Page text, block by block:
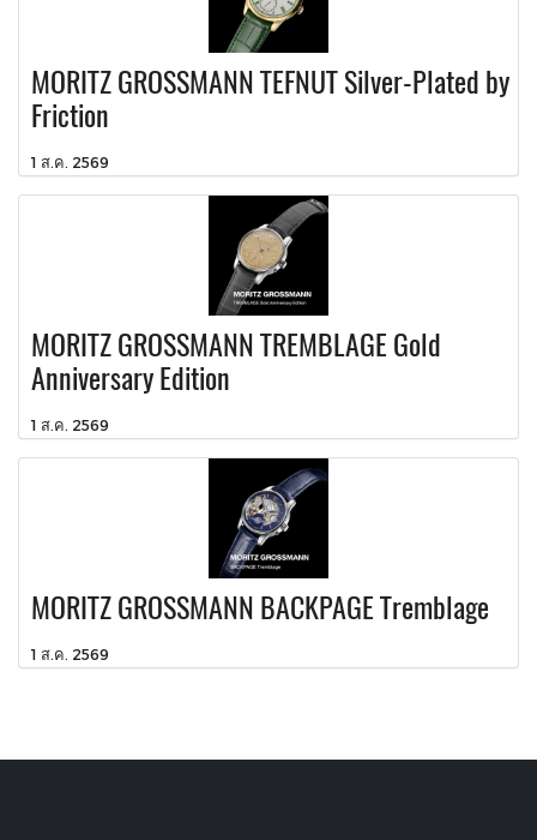
MORITZ GROSSMANN TEFNUT Silver-Plated by
Friction
1 ส.ค. 2569
MORITZ GROSSMANN TREMBLAGE Gold
Anniversary Edition
1 ส.ค. 2569
MORITZ GROSSMANN BACKPAGE Tremblage
1 ส.ค. 2569